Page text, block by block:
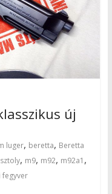
új
luger, beretta, Beretta
, m9, m92, m92a1 ,
fegyver